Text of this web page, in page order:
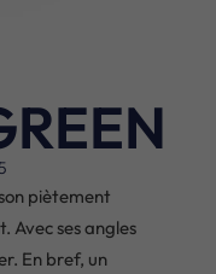
piètement
Avec ses angles
En bref, un